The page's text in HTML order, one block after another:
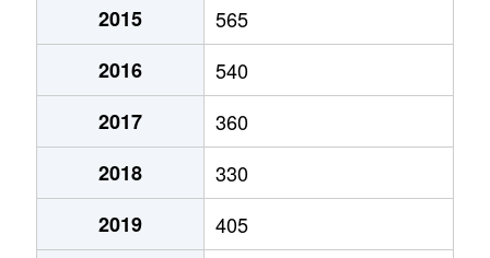
2015
565
2016
540
2017
360
2018
330
2019
405